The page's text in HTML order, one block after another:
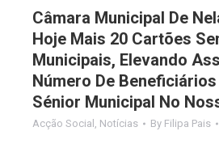
Câmara Municipal De
Hoje Mais 20 Cartões
Municipais, Elevando
Número De
Sénior Municipal No
Acção Social Notícias By Filipa Pais